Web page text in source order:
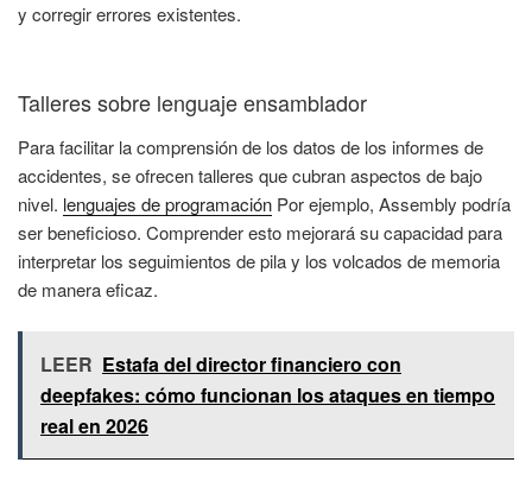
y corregir errores existentes.
Talleres sobre lenguaje ensamblador
Para facilitar la comprensión de los datos de los informes de
accidentes, se ofrecen talleres que cubran aspectos de bajo
nivel. lenguajes de programación Por ejemplo, Assembly podría
ser beneficioso. Comprender esto mejorará su capacidad para
interpretar los seguimientos de pila y los volcados de memoria
de manera eficaz.
LEER Estafa del director financiero con
deepfakes: cómo funcionan los ataques en tiempo
real en 2026